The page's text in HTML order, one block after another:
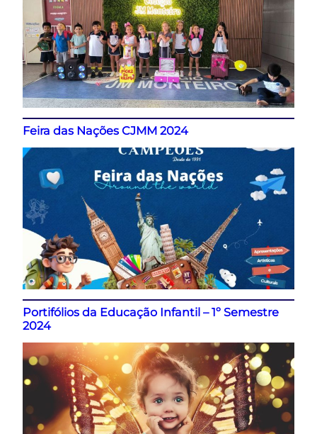
Feira das Nações CJMM 2024
Portifólios da Educação Infantil – 1º Semestre
2024